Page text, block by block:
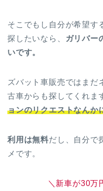
そこでもし自分が希望す
探したいなら、
ガリバー
いです。
ズバット車販売ではまだ
古車からも探してくれま
ョンのリクエストなんか
利用は無料だし、自分で
メです。
＼新車が30万